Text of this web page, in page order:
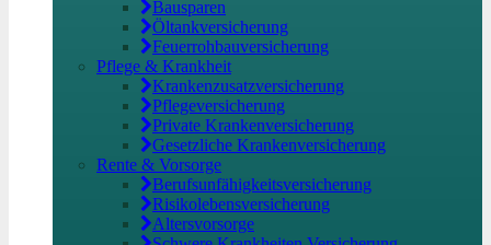
Bausparen
Öltankversicherung
Feuerrohbauversicherung
Pflege & Krankheit
Krankenzusatzversicherung
Pflegeversicherung
Private Krankenversicherung
Gesetzliche Krankenversicherung
Rente & Vorsorge
Berufs­unfähigkeitsversicherung
Risikolebensversicherung
Altersvorsorge